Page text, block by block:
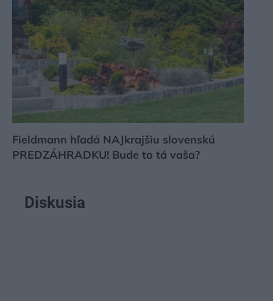
Fieldmann hľadá NAJkrajšiu slovenskú
PREDZÁHRADKU! Bude to tá vaša?
Diskusia